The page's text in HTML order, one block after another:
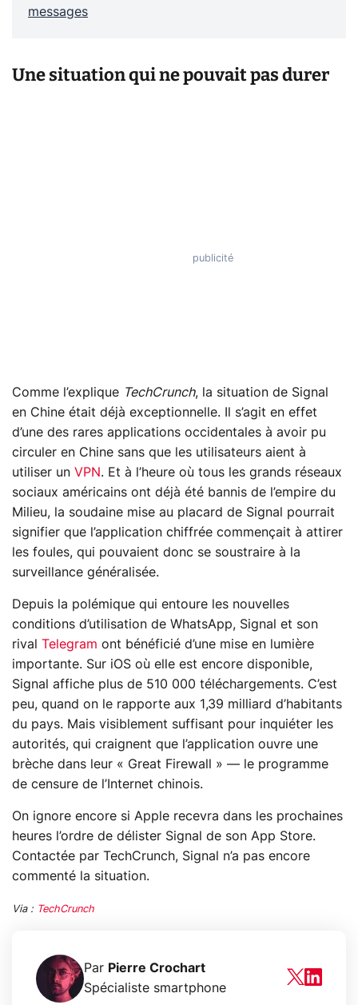
messages
Une situation qui ne pouvait pas durer
Comme l’explique TechCrunch, la situation de Signal
en Chine était déjà exceptionnelle. Il s’agit en effet
d’une des rares applications occidentales à avoir pu
circuler en Chine sans que les utilisateurs aient à
utiliser un VPN. Et à l’heure où tous les grands réseaux
sociaux américains ont déjà été bannis de l’empire du
Milieu, la soudaine mise au placard de Signal pourrait
signifier que l’application chiffrée commençait à attirer
les foules, qui pouvaient donc se soustraire à la
surveillance généralisée.
Depuis la polémique qui entoure les nouvelles
conditions d’utilisation de WhatsApp, Signal et son
rival Telegram ont bénéficié d’une mise en lumière
importante. Sur iOS où elle est encore disponible,
Signal affiche plus de 510 000 téléchargements. C’est
peu, quand on le rapporte aux 1,39 milliard d’habitants
du pays. Mais visiblement suffisant pour inquiéter les
autorités, qui craignent que l’application ouvre une
brèche dans leur « Great Firewall » — le programme
de censure de l’Internet chinois.
On ignore encore si Apple recevra dans les prochaines
heures l’ordre de délister Signal de son App Store.
Contactée par TechCrunch, Signal n’a pas encore
commenté la situation.
Via : TechCrunch
Par Pierre Crochart
Spécialiste smartphone